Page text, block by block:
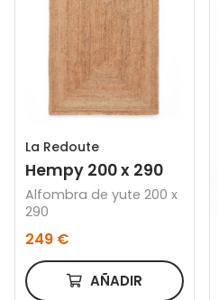
La Redoute
Hempy 200 x 290
Alfombra de yute 200 x
290
249 €
AÑADIR